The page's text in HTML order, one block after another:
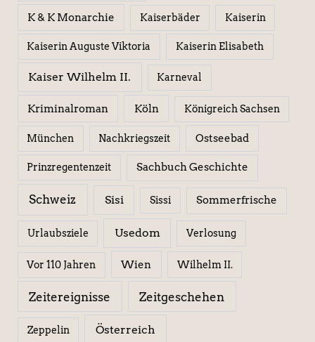
K & K Monarchie Kaiserbäder Kaiserin
Kaiserin Auguste Viktoria Kaiserin Elisabeth
Kaiser Wilhelm II. Karneval
Kriminalroman Köln Königreich Sachsen
München Nachkriegszeit Ostseebad
Prinzregentenzeit Sachbuch Geschichte
Schweiz Sisi Sissi Sommerfrische
Urlaubsziele Usedom Verlosung
Vor 110 Jahren Wien Wilhelm II.
Zeitereignisse Zeitgeschehen
Zeppelin Österreich